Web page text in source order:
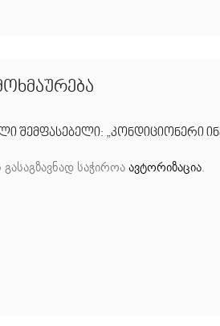
შემფასებელი: „კონდიციონერი
საჭიროაავტორიზაცია.